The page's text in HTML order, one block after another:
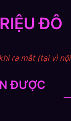
ĐÔ
ra mắt (tại vì nội
ĐƯỢC